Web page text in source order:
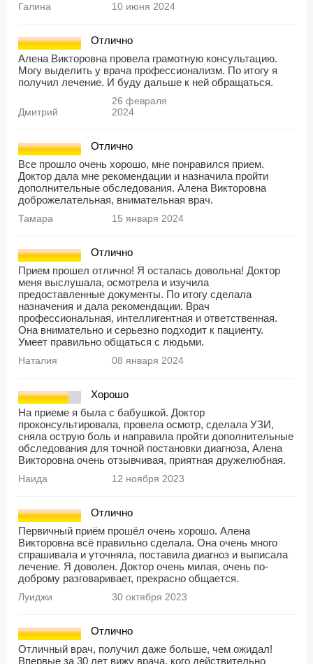
Галина 10 июня 2024
Отлично
Алена Викторовна провела грамотную консультацию.
Могу выделить у врача профессионализм. По итогу я
получил лечение. И буду дальше к ней обращаться.
Дмитрий
26 февраля
2024
Отлично
Все прошло очень хорошо, мне понравился прием.
Доктор дала мне рекомендации и назначила пройти
дополнительные обследования. Алена Викторовна
доброжелательная, внимательная врач.
Тамара 15 января 2024
Отлично
Прием прошел отлично! Я осталась довольна! Доктор
меня выслушала, осмотрела и изучила
предоставленные документы. По итогу сделала
назначения и дала рекомендации. Врач
профессиональная, интеллигентная и ответственная.
Она внимательно и серьезно подходит к пациенту.
Умеет правильно общаться с людьми.
Наталия 08 января 2024
Хорошо
На приеме я была с бабушкой. Доктор
проконсультировала, провела осмотр, сделала УЗИ,
сняла острую боль и направила пройти дополнительные
обследования для точной постановки диагноза, Алена
Викторовна очень отзывчивая, приятная дружелюбная.
Наида 12 ноября 2023
Отлично
Первичный приём прошёл очень хорошо. Алена
Викторовна всё правильно сделала. Она очень много
спрашивала и уточняла, поставила диагноз и выписала
лечение. Я доволен. Доктор очень милая, очень по-
доброму разговаривает, прекрасно общается.
Луиджи 30 октября 2023
Отлично
Отличный врач, получил даже больше, чем ожидал!
Впервые за 30 лет вижу врача, кого действительно